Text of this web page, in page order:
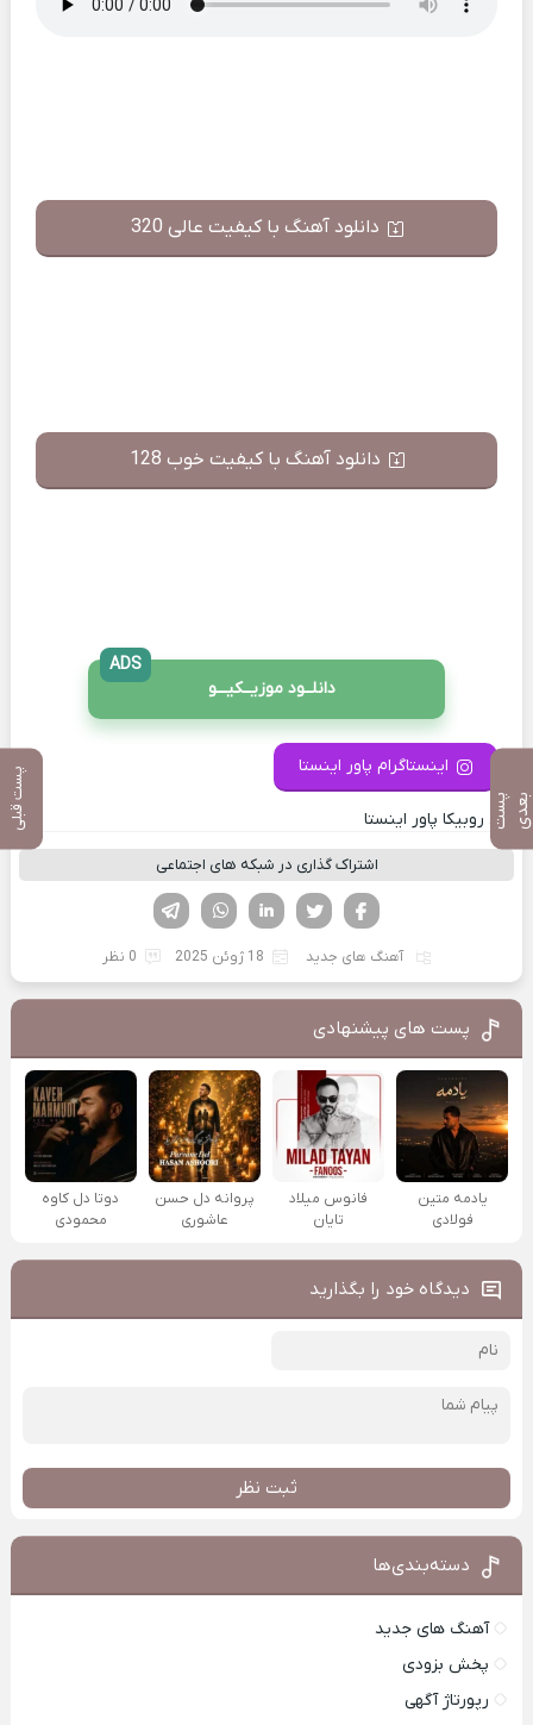
پ
س
ت
ب
ع
د ی پست قبلی
دانلود آهنگ با کیفیت عالی 320
دانلود آهنگ با کیفیت خوب 128
دانلــود موزیــکیـــو
ADS
اینستاگرام پاور اینستا
کانال روبیکا پاور اینستا
اشتراک گذاری در شبکه های اجتماعی
لینکدین تویتر
فیسوک
آهنگ های جدید 18 ژوئن 2025 0 نظر
پست های پیشنهادی
یادمه متین
فولادی
فانوس میلاد
تایان
پروانه دل حسن
عاشوری
دوتا دل کاوه
محمودی
دیدگاه خود را بگذارید
ثبت نظر
دسته‌بندی‌ها
آهنگ های جدید
پخش بزودی
رپورتاژ آگهی